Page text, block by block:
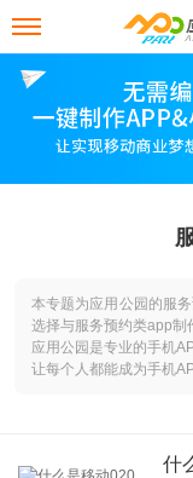
本专题为应用公园的服
选择与服务预约类app制
应用公园是专业的手机
让每个人都能成为手机
什